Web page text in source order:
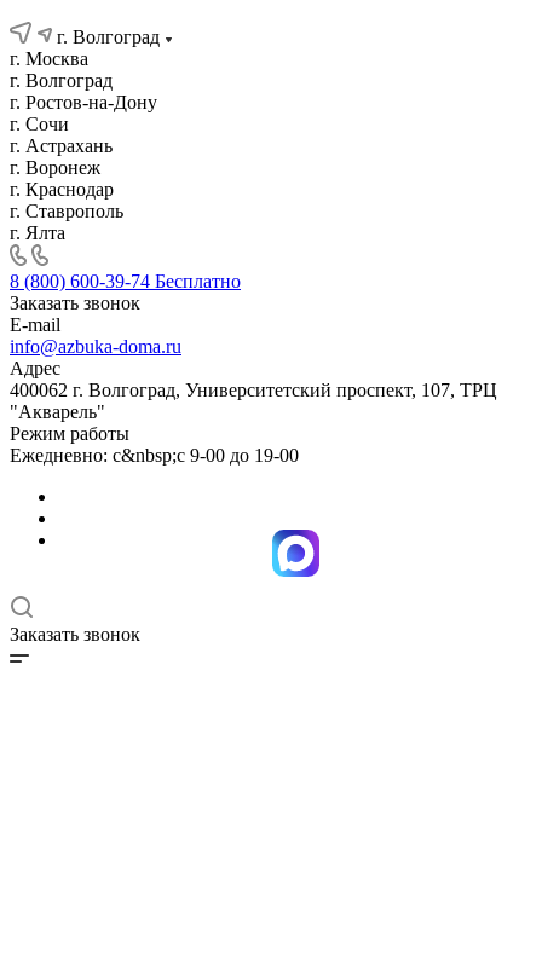
г. Волгоград
г. Москва
г. Волгоград
г. Ростов-на-Дону
г. Сочи
г. Астрахань
г. Воронеж
г. Краснодар
г. Ставрополь
г. Ялта
8 (800) 600-39-74 Бесплатно
Заказать звонок
E-mail
info@azbuka-doma.ru
Адрес
400062 г. Волгоград, Университетский проспект, 107, ТРЦ
"Акварель"
Режим работы
Ежедневно: с&nbsp;с 9-00 до 19-00
Заказать звонок